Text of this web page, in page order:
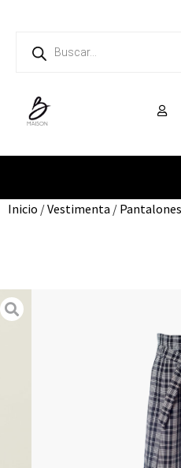
Inicio /Vestimenta / Pantalones